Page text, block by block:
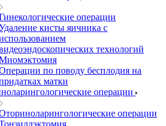
операции
кисты яичника с
технологий
по поводу бесплодия на
матки
операции
операции